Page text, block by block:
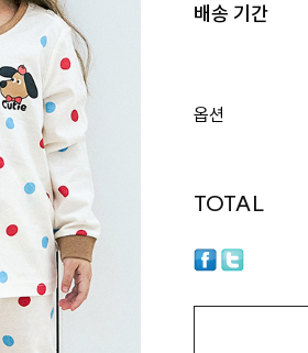
배송 기간
옵션
TOTAL